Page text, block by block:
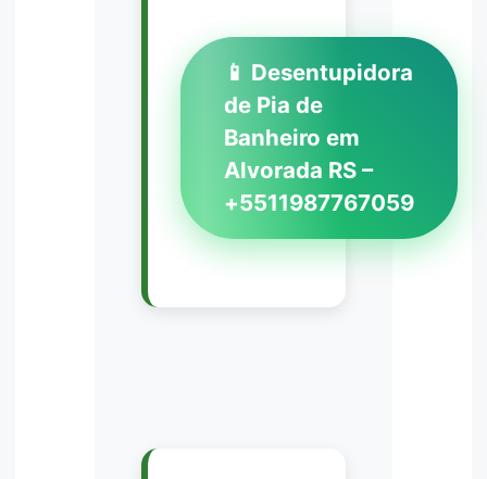
📱 Desentupidora
de Pia de
Banheiro em
Alvorada RS –
+5511987767059